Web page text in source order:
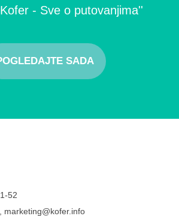
- Sve o putovanjima''
SADA
52
marketing@kofer.info